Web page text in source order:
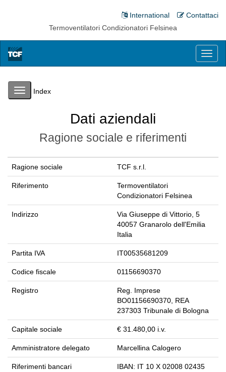
Contattaci
International
Termoventilatori Condizionatori Felsinea
Toggle
navigation
Index
Dati aziendali
Ragione sociale e riferimenti
Ragione sociale TCF s.r.l.
Riferimento
Termoventilatori
Condizionatori Felsinea
Indirizzo
Via Giuseppe di Vittorio, 5
40057 Granarolo dell'Emilia
Italia
Partita IVA IT00535681209
Codice fiscale 01156690370
Registro
Reg. Imprese
BO01156690370, REA
237303 Tribunale di Bologna
Capitale sociale € 31.480,00 i.v.
Amministratore delegato Marcellina Calogero
Riferimenti bancari IBAN: IT 10 X 02008 02435